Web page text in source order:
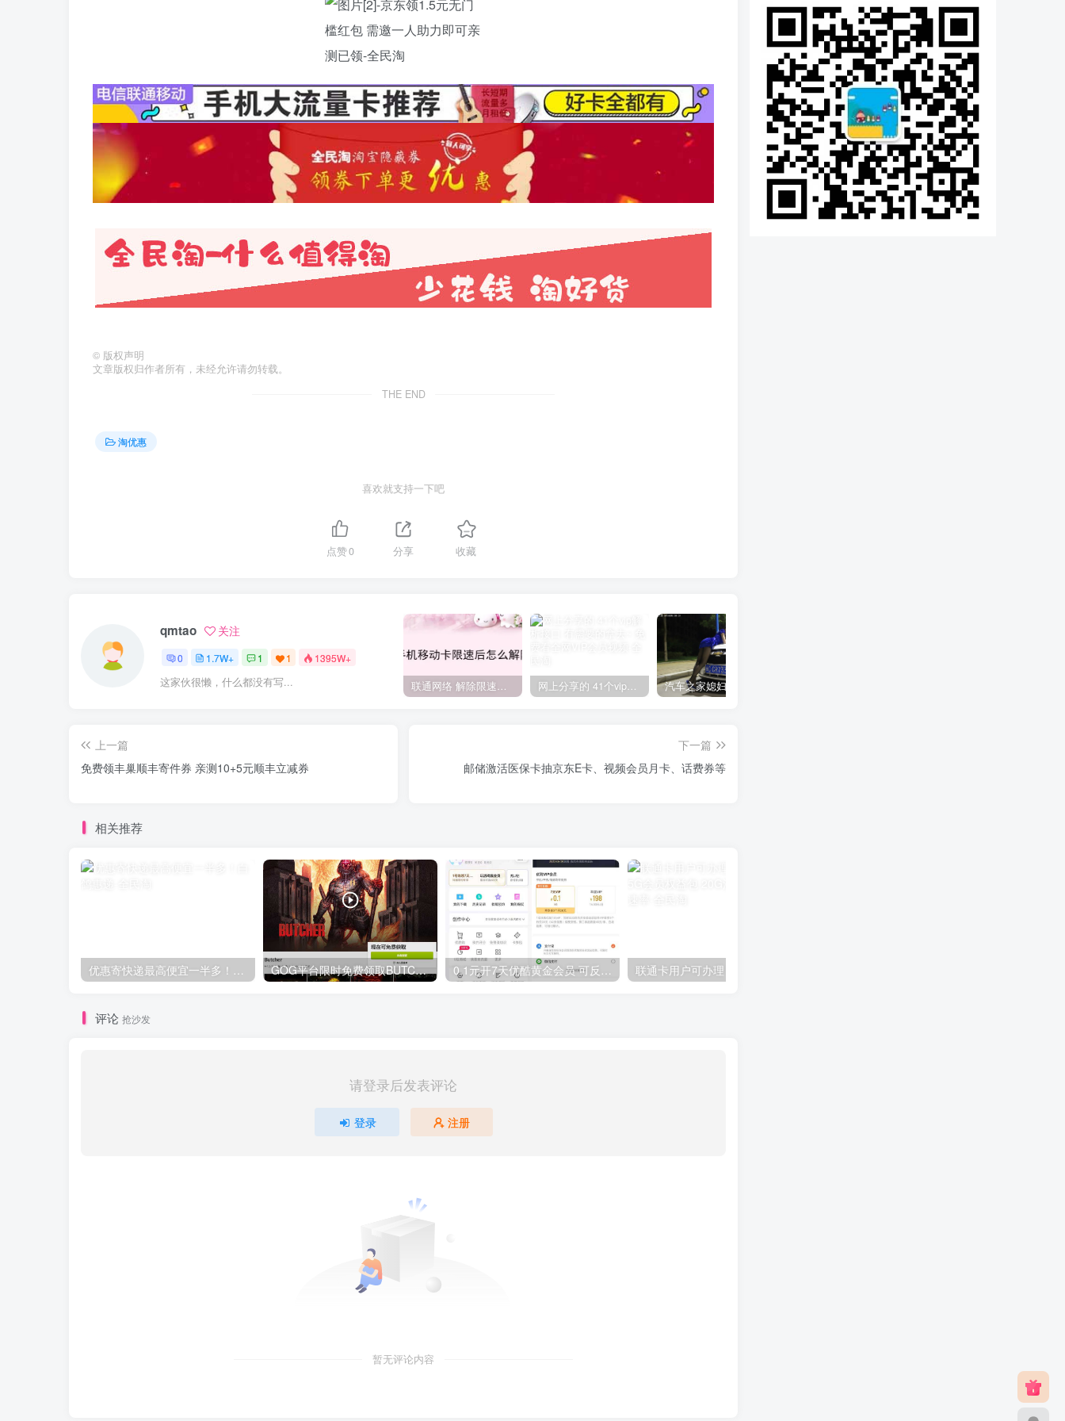
© 版权声明
文章版权归作者所有，未经允许请勿转载。
THE END
淘优惠
喜欢就支持一下吧
点赞0 分享 收藏
qmtao 关注
0 1.7W+ 1 1 1395W+
这家伙很懒，什么都没有写... 联通网络 解除限速方法参考！畅享、畅玩、老白干等及其它地区自测了 网上分享的 41个vip解析接口 有需要的拿去~ 免费看全网VIP会员视频
上一篇
免费领丰巢顺丰寄件券 亲测10+5元顺丰立减券
下一篇
邮储激活医保卡抽京东E卡、视频会员月卡、话费券等
相关推荐
优惠寄快递最高便宜一半多！白鸽惠递 GOG平台限时免费领取BUTCHER（屠夫） 0.1元开7天优酷黄金会员 可反复开通需要关闭自动续费
评论 抢沙发
请登录后发表评论
登录 注册
暂无评论内容